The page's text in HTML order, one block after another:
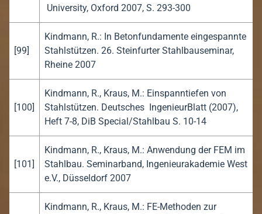
University, Oxford 2007, S. 293-300
[99]
Kindmann, R.: In Betonfundamente eingespannte
Stahlstützen. 26. Steinfurter Stahlbauseminar,
Rheine 2007
[100]
Kindmann, R., Kraus, M.: Einspanntiefen von
Stahlstützen. Deutsches IngenieurBlatt (2007),
Heft 7-8, DiB Special/Stahlbau S. 10-14
[101]
Kindmann, R., Kraus, M.: Anwendung der FEM im
Stahlbau. Seminarband, Ingenieurakademie West
e.V., Düsseldorf 2007
Kindmann, R., Kraus, M.: FE-Methoden zur